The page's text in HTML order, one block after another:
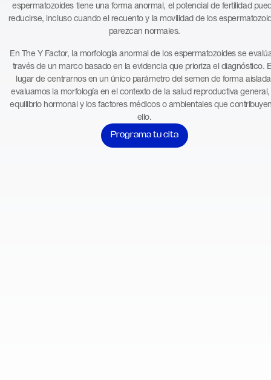
espermatozoides tiene una forma anormal, el potencial de fertilidad
reducirse, incluso cuando el recuento y la movilidad de los
parezcan normales.
En The Y Factor, la morfología anormal de los espermatozoides se
través de un marco basado en la evidencia que prioriza el diagnóstico.
lugar de centrarnos en un único parámetro del semen de forma
evaluamos la morfología en el contexto de la salud reproductiva general,
equilibrio hormonal y los factores médicos o ambientales que
ello.
Programa tu cita